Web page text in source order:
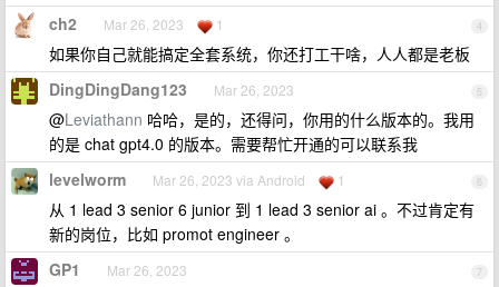
4
ch2 Mar 26, 2023 1
如果你自己就能搞定全套系统，你还打工干啥，人人都是老板
5
DingDingDang123 Mar 26, 2023
@Leviathann 哈哈，是的，还得问，你用的什么版本的。我用
的是 chat gpt4.0 的版本。需要帮忙开通的可以联系我
6
levelworm Mar 26, 2023 via Android 1
从 1 lead 3 senior 6 junior 到 1 lead 3 senior ai 。不过肯定有
新的岗位，比如 promot engineer 。
7
GP1 Mar 26, 2023